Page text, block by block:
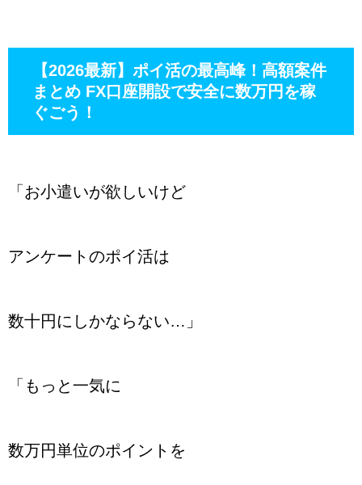
【2026最新】ポイ活の最高峰！高額案件
まとめ FX口座開設で安全に数万円を稼
ぐごう！
「お小遣いが欲しいけど
アンケートのポイ活は
数十円にしかならない…」
「もっと一気に
数万円単位のポイントを